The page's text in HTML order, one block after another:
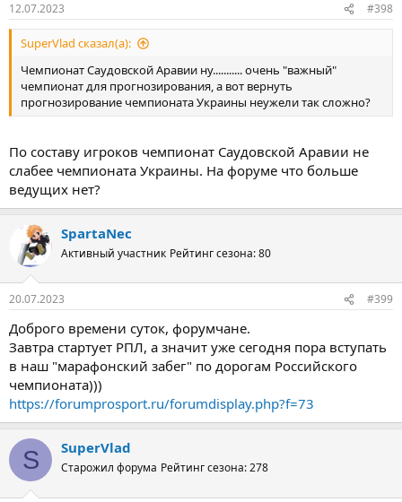
12.07.2023 #398
SuperVlad сказал(а):
Чемпионат Саудовской Аравии ну........... очень "важный"
чемпионат для прогнозирования, а вот вернуть
прогнозирование чемпионата Украины неужели так сложно?
По составу игроков чемпионат Саудовской Аравии не
слабее чемпионата Украины. На форуме что больше
ведущих нет?
SpartaNec
Активный участник Рейтинг сезона: 80
20.07.2023 #399
Доброго времени суток, форумчане.
Завтра стартует РПЛ, а значит уже сегодня пора вступать
в наш "марафонский забег" по дорогам Российского
чемпионата)))
https://forumprosport.ru/forumdisplay.php?f=73
S SuperVlad
Старожил форума Рейтинг сезона: 278